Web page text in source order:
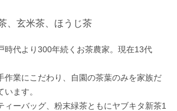
、玄米茶、ほうじ茶
時代より300年続くお茶農家。現在13代
作業にこだわり、自園の茶葉のみを家族だ
ます。
ィーバッグ、粉末緑茶ともにヤブキタ新茶1